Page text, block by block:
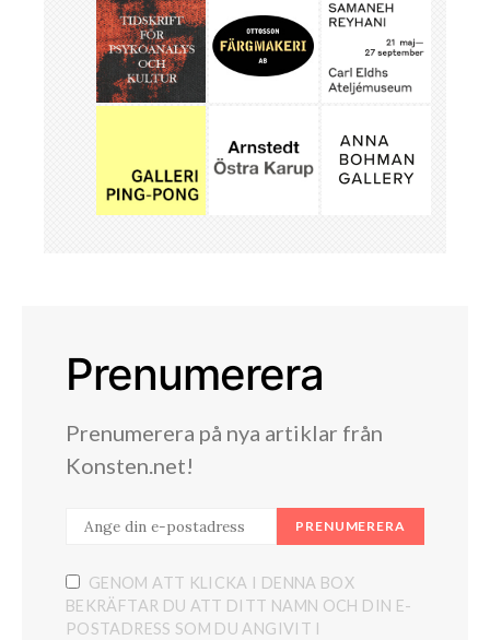
Prenumerera
Prenumerera på nya artiklar från
Konsten.net!
PRENUMERERA
GENOM ATT KLICKA I DENNA BOX
BEKRÄFTAR DU ATT DITT NAMN OCH DIN E-
POSTADRESS SOM DU ANGIVIT I